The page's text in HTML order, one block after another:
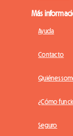
Más
Ayuda
Contacto
Quiénes
¿Cómo
Seguro